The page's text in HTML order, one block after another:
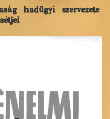
hadügyi szervezete